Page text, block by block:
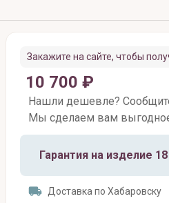
Закажите на сайте, чтобы
10 700 ₽
Нашли дешевле?
Мы сделаем вам
Гарантия на изделие
Доставка по Хабаровску